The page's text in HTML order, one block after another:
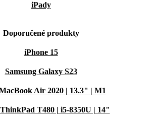
iPady
Doporučené produkty
iPhone 15
Samsung Galaxy S23
Air 2020 | 13.3" | M1
T480 | i5-8350U | 14"